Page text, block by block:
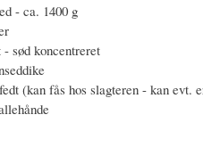
- ca. 1400 g
sød koncentreret
(kan fås hos slagteren - kan evt.